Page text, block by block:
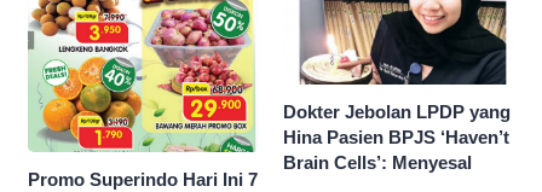
Promo Superindo Hari Ini 7
Dokter Jebolan LPDP yang
Hina Pasien BPJS ‘Haven’t
Brain Cells’: Menyesal